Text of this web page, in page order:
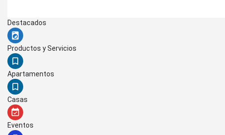
Destacados
Productos y Servicios
Apartamentos
Casas
Eventos